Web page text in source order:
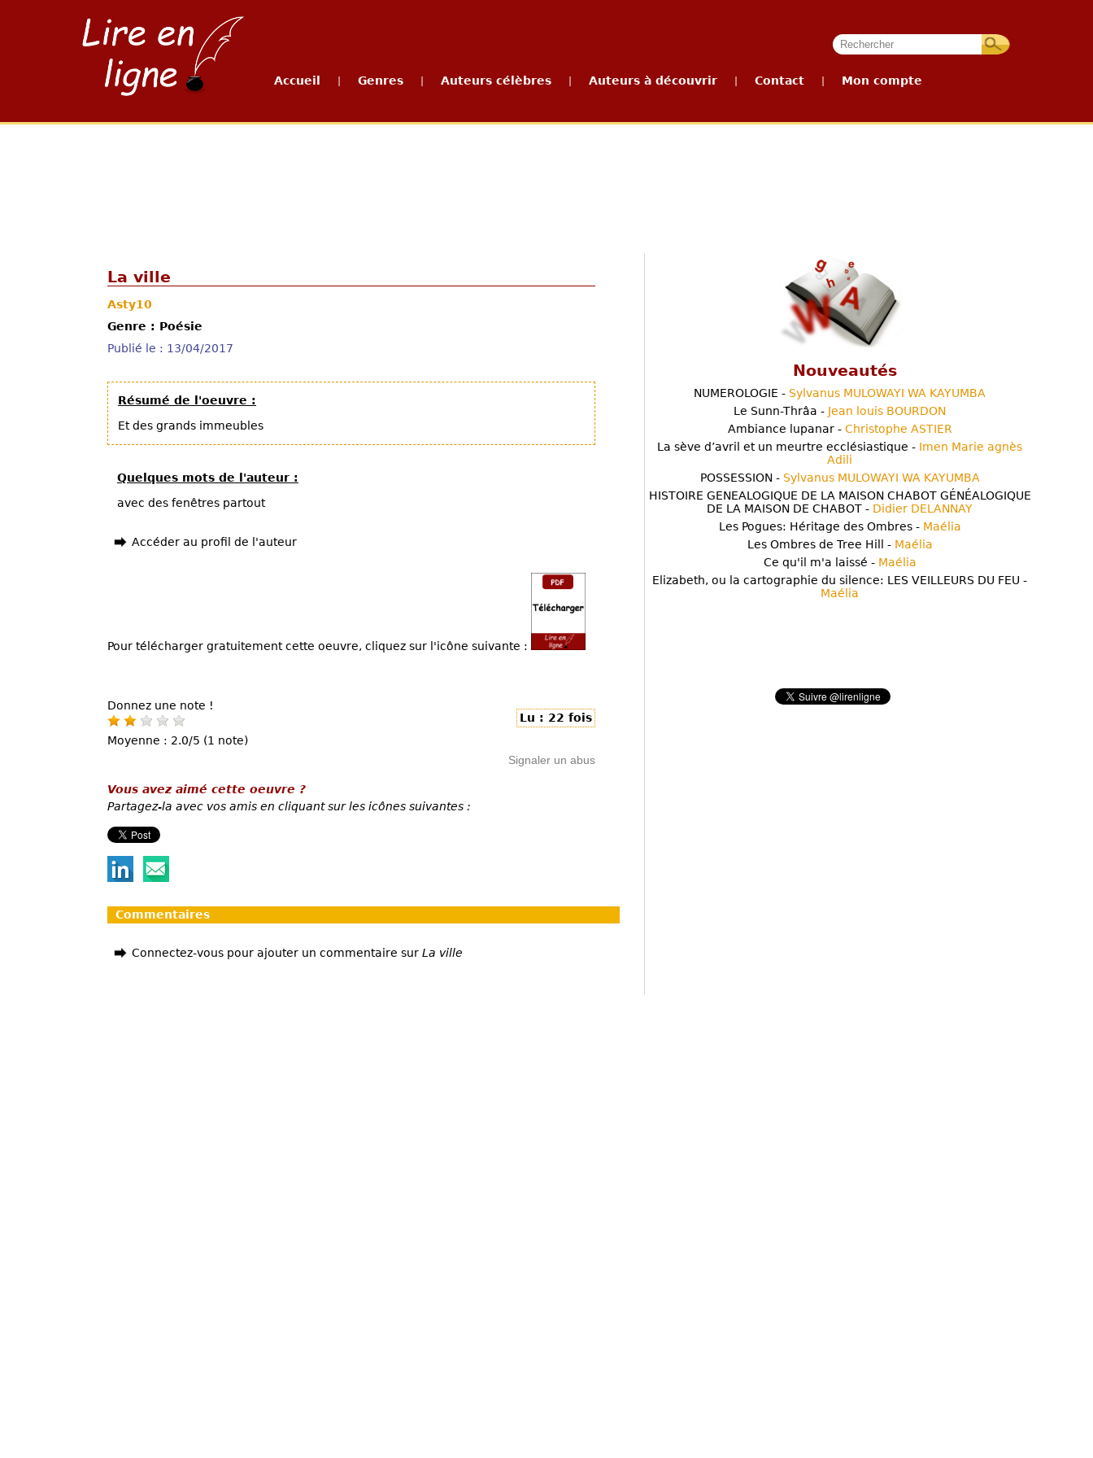
Accueil Genres Auteurs célèbres Auteurs à découvrir Contact Mon compte
La ville
Asty10
Genre : Poésie
Publié le : 13/04/2017
Résumé de l'oeuvre :
Et des grands immeubles
Quelques mots de l'auteur :
avec des fenêtres partout
Accéder au profil de l'auteur
Pour télécharger gratuitement cette oeuvre, cliquez sur l'icône suivante :
Donnez une note !
Moyenne : 2.0/5 (1 note)
Lu : 22 fois
Signaler un abus
Vous avez aimé cette oeuvre ?
Partagez-la avec vos amis en cliquant sur les icônes suivantes :
Commentaires
Connectez-vous pour ajouter un commentaire sur La ville
Nouveautés
NUMEROLOGIE - Sylvanus MULOWAYI WA KAYUMBA
Le Sunn-Thrâa - Jean louis BOURDON
Ambiance lupanar - Christophe ASTIER
La sève d’avril et un meurtre ecclésiastique - Imen Marie agnès
Adili
POSSESSION - Sylvanus MULOWAYI WA KAYUMBA
HISTOIRE GENEALOGIQUE DE LA MAISON CHABOT GÉNÉALOGIQUE
DE LA MAISON DE CHABOT - Didier DELANNAY
Les Pogues: Héritage des Ombres - Maélia
Les Ombres de Tree Hill - Maélia
Ce qu'il m'a laissé - Maélia
Elizabeth, ou la cartographie du silence: LES VEILLEURS DU FEU -
Maélia